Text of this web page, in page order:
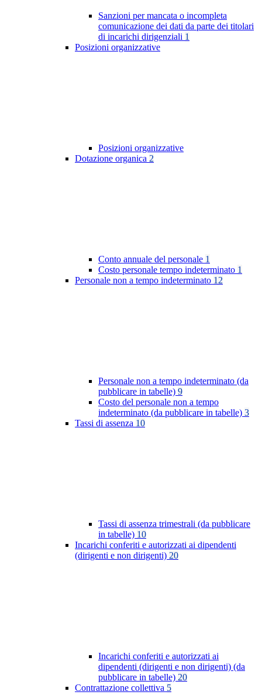
Sanzioni per mancata o incompleta
comunicazione dei dati da parte dei titolari
di incarichi dirigenziali 1
Posizioni organizzative
Posizioni organizzative
Dotazione organica 2
Conto annuale del personale 1
Costo personale tempo indeterminato 1
Personale non a tempo indeterminato 12
Personale non a tempo indeterminato (da
pubblicare in tabelle) 9
Costo del personale non a tempo
indeterminato (da pubblicare in tabelle) 3
Tassi di assenza 10
Tassi di assenza trimestrali (da pubblicare
in tabelle) 10
Incarichi conferiti e autorizzati ai dipendenti
(dirigenti e non dirigenti) 20
Incarichi conferiti e autorizzati ai
dipendenti (dirigenti e non dirigenti) (da
pubblicare in tabelle) 20
Contrattazione collettiva 5